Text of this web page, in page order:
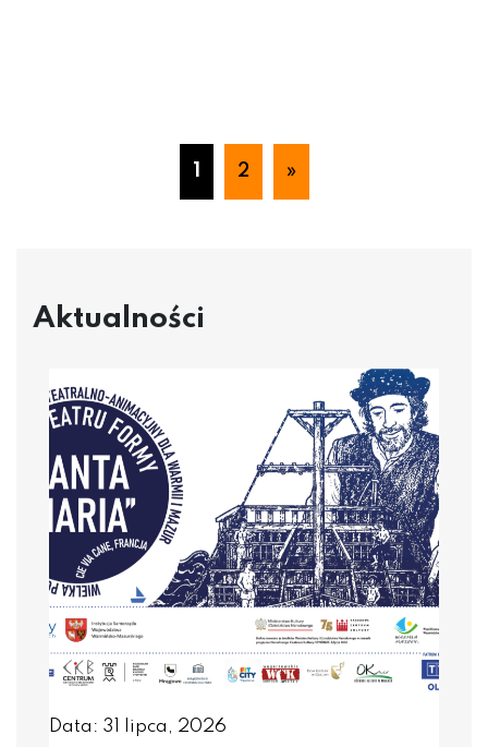
1 2 »
Aktualności
Data: 31 lipca, 2026